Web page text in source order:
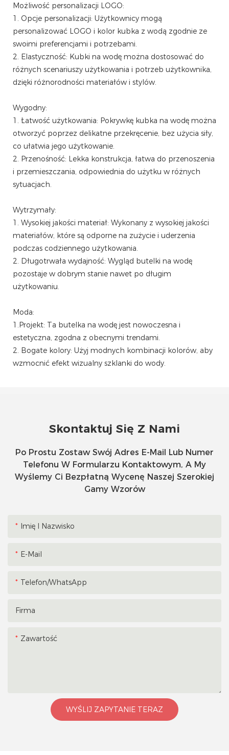
Możliwość personalizacji LOGO:
1. Opcje personalizacji: Użytkownicy mogą
personalizować LOGO i kolor kubka z wodą zgodnie ze
swoimi preferencjami i potrzebami.
2. Elastyczność: Kubki na wodę można dostosować do
różnych scenariuszy użytkowania i potrzeb użytkownika,
dzięki różnorodności materiałów i stylów.
Wygodny:
1. Łatwość użytkowania: Pokrywkę kubka na wodę można
otworzyć poprzez delikatne przekręcenie, bez użycia siły,
co ułatwia jego użytkowanie.
2. Przenośność: Lekka konstrukcja, łatwa do przenoszenia
i przemieszczania, odpowiednia do użytku w różnych
sytuacjach.
Wytrzymały:
1. Wysokiej jakości materiał: Wykonany z wysokiej jakości
materiałów, które są odporne na zużycie i uderzenia
podczas codziennego użytkowania.
2. Długotrwała wydajność: Wygląd butelki na wodę
pozostaje w dobrym stanie nawet po długim
użytkowaniu.
Moda:
1.Projekt: Ta butelka na wodę jest nowoczesna i
estetyczna, zgodna z obecnymi trendami.
2. Bogate kolory: Użyj modnych kombinacji kolorów, aby
wzmocnić efekt wizualny szklanki do wody.
Skontaktuj Się Z Nami
Po Prostu Zostaw Swój Adres E-Mail Lub Numer
Telefonu W Formularzu Kontaktowym, A My
Wyślemy Ci Bezpłatną Wycenę Naszej Szerokiej
Gamy Wzorów
Imię I Nazwisko
E-Mail
Telefon/WhatsApp
Firma
Zawartość
WYŚLIJ ZAPYTANIE TERAZ